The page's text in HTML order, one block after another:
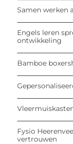
Samen werken
Engels leren
ontwikkeling
Bamboe
Fysio
vertrouwen